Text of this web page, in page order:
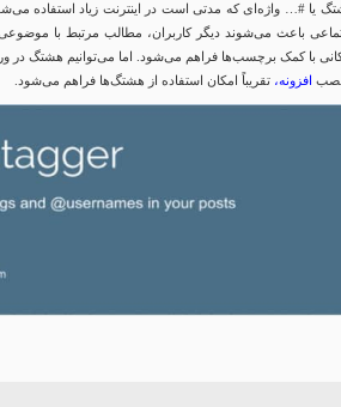
یا #… واژه‌ای که مدتی است در اینترنت زیاد استفاده
باعث می‌شوند دیگر کاربران، مطالب مرتبط با
با کمک برچسب‌ها فراهم می‌شود. اما می‌توانیم هشتگ در
نصب افزونه‏، تقریباً امکان استفاده از هشتگ‌‏ها فراهم می‌شود.